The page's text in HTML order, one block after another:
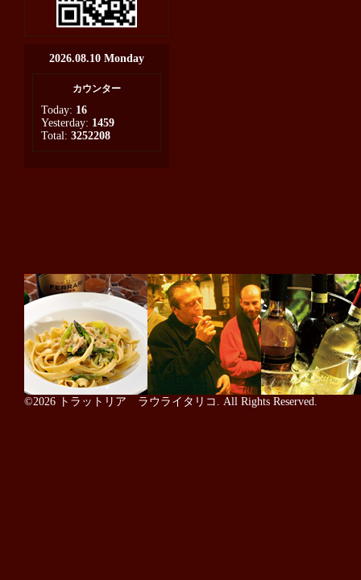
2026.08.10 Monday
カウンター
Today: 16
Yesterday: 1459
Total: 3252208
©2026 トラットリア ラウライタリコ . All Rights Reserved.